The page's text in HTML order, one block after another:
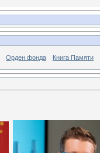
Орден фонда Книга Памяти